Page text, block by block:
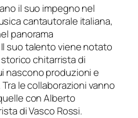
il suo impegno nel
cantautorale italiana,
panorama
suo talento viene notato
chitarrista di
nascono produzioni e
le collaborazioni vanno
con Alberto
di Vasco Rossi.